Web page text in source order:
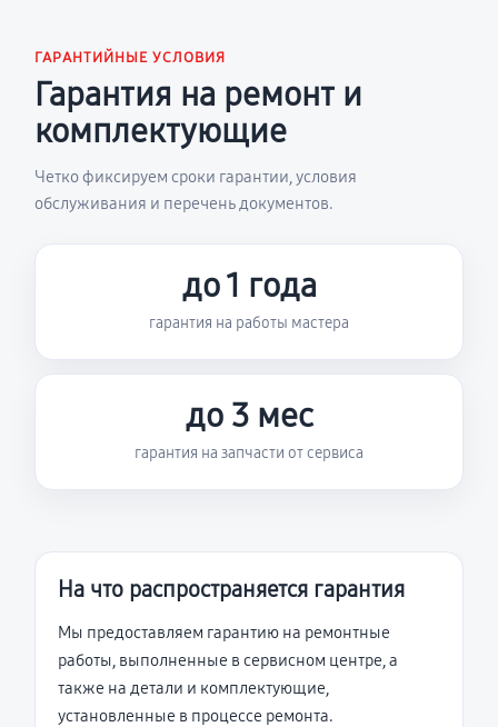
ГАРАНТИЙНЫЕ УСЛОВИЯ
Гарантия на ремонт и
комплектующие
Четко фиксируем сроки гарантии, условия
обслуживания и перечень документов.
до 1 года
гарантия на работы мастера
до 3 мес
гарантия на запчасти от сервиса
На что распространяется гарантия
Мы предоставляем гарантию на ремонтные
работы, выполненные в сервисном центре, а
также на детали и комплектующие,
установленные в процессе ремонта.